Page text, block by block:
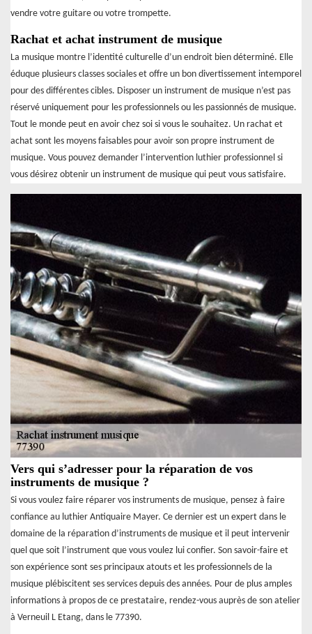
vendre votre guitare ou votre trompette.
Rachat et achat instrument de musique
La musique montre l’identité culturelle d’un endroit bien déterminé. Elle
éduque plusieurs classes sociales et offre un bon divertissement intemporel
pour des différentes cibles. Disposer un instrument de musique n’est pas
réservé uniquement pour les professionnels ou les passionnés de musique.
Tout le monde peut en avoir chez soi si vous le souhaitez. Un rachat et
achat sont les moyens faisables pour avoir son propre instrument de
musique. Vous pouvez demander l’intervention luthier professionnel si
vous désirez obtenir un instrument de musique qui peut vous satisfaire.
Vers qui s’adresser pour la réparation de vos
instruments de musique ?
Si vous voulez faire réparer vos instruments de musique, pensez à faire
confiance au luthier Antiquaire Mayer. Ce dernier est un expert dans le
domaine de la réparation d’instruments de musique et il peut intervenir
quel que soit l’instrument que vous voulez lui confier. Son savoir-faire et
son expérience sont ses principaux atouts et les professionnels de la
musique plébiscitent ses services depuis des années. Pour de plus amples
informations à propos de ce prestataire, rendez-vous auprès de son atelier
à Verneuil L Etang, dans le 77390.